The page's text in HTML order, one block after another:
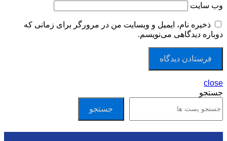
وب‌ سایت
ذخیره نام، ایمیل و وبسایت من در مرورگر برای زمانی که
دوباره دیدگاهی می‌نویسم.
close
جستجو
جستجو